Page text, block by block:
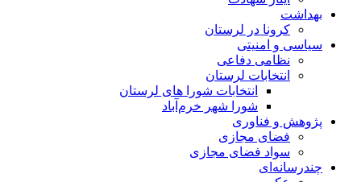
بهداشت
کرونا در لرستان
سیاسی و امنیتی
نظامی دفاعی
انتخابات لرستان
انتخابات شورا های لرستان
شورا شهر خرم‌آباد
پژوهش و فناوری
فضای مجازی
سواد فضای مجازی
چندرسانه‌ای